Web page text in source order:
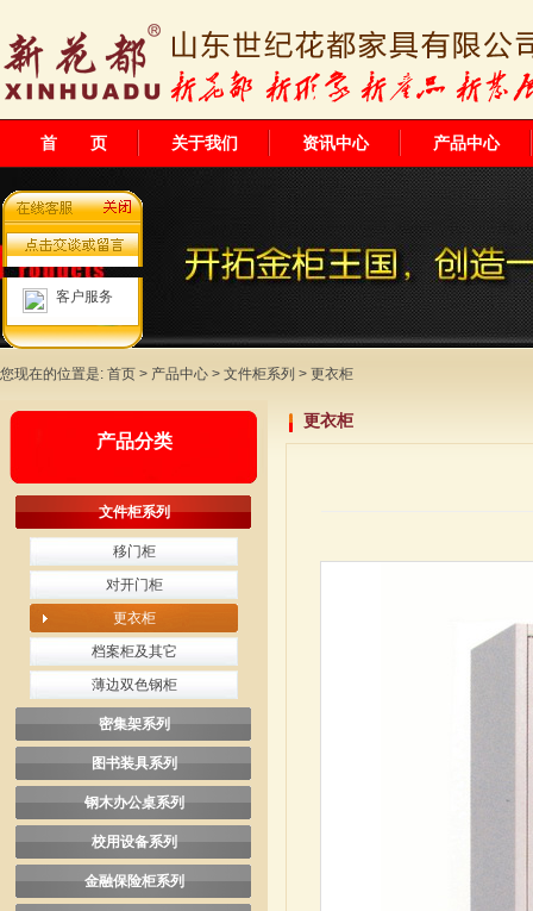
首 页 关于我们 资讯中心 产品中心
您现在的位置是: 首页 > 产品中心 > 文件柜系列 > 更衣柜
产品分类
文件柜系列
移门柜
对开门柜
更衣柜
档案柜及其它
薄边双色钢柜
密集架系列
图书装具系列
钢木办公桌系列
校用设备系列
金融保险柜系列
更衣柜
客户服务